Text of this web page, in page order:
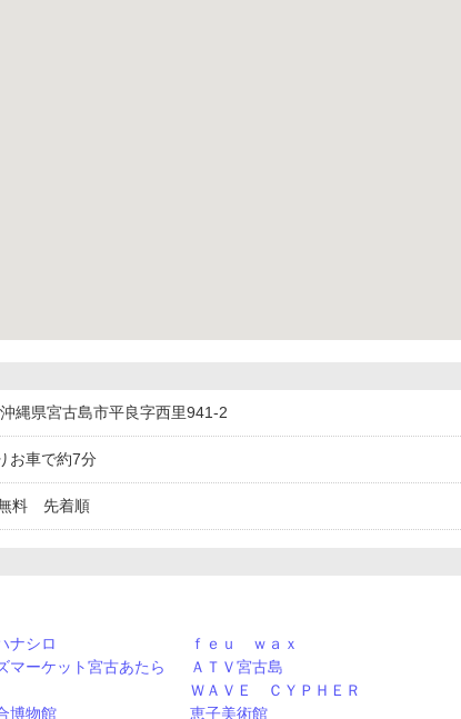
縄県宮古島市平良字西里941-2
お車で約7分
料 先着順
ナシロ ｆｅｕ ｗａｘ
マーケット宮古あたら
ＡＴＶ宮古島
ＷＡＶＥ ＣＹＰＨＥＲ
博物館
恵子美術館